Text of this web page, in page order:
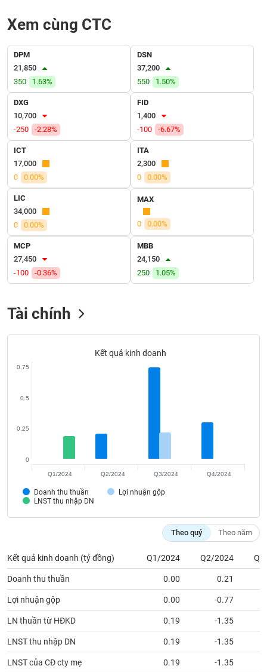
Xem cùng CTC
DPM
21,850
350
1.63%
DSN
37,200
550
1.50%
DXG
10,700
-250
-2.28%
FID
1,400
-100
-6.67%
ICT
17,000
0
0.00%
ITA
2,300
0
0.00%
LIC
34,000
0
0.00%
MAX
0 0.00%
MCP
27,450
-100
-0.36%
MBB
24,150
250
1.05%
Tài chính
Kết quả kinh doanh
Doanh thu thuần
Lợi nhuận gộp
LNST thu nhập DN
0
0.25
0.5
0.75
Q1/2024 Q2/2024 Q3/2024 Q4/2024
Theo quý Theo năm
Kết quả kinh doanh (tỷ đồng) Q1/2024 Q2/2024
Doanh thu thuần 0.00 0.21
Lợi nhuận gộp 0.00 -0.77
LN thuần từ HĐKD 0.19 -1.35
LNST thu nhập DN 0.19 -1.35
LNST của CĐ cty mẹ 0.19 -1.35
KHỎE
TÀI
CHÍNH
CÔNG
NGHỆ
THÔNG
TIN
DỊCH
VỤ
TRUYỀN
ÍCH
BẤT
chứng
khoán
(-)
Chứng chỉ quỹ Chứng
Lãnh
đạo
(-)
Tin
tức
(-)